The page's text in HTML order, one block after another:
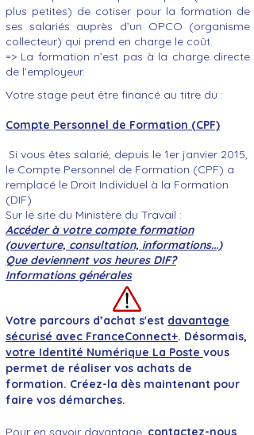
plus petites) de cotiser pour la formation de
ses salariés auprès d’un OPCO (organisme
collecteur) qui prend en charge le coût.
=> La formation n’est pas à la charge directe
de l’employeur.
Votre stage peut être financé au titre du :
Compte Personnel de Formation (CPF)
Si vous êtes salarié, depuis le 1er janvier 2015,
le Compte Personnel de Formation (CPF) a
remplacé le Droit Individuel à la Formation
(DIF)
Sur le site du Ministère du Travail :
Accéder à votre compte formation
(ouverture, consultation, informations...)
Que deviennent vos heures DIF?
Informations générales
Votre parcours d’achat s'est davantage
sécurisé avec FranceConnect+. Désormais,
votre Identité Numérique La Poste vous
permet de réaliser vos achats de
formation. Créez-la dès maintenant pour
faire vos démarches.
Pour en savoir davantage, contactez-nous